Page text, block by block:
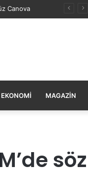
Canova
EKONOMI MAGAZIN